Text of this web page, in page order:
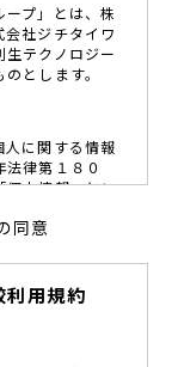
プ」とは、株
社ジチタイワ
テクノロジー
とします。
に関する情報
法律第１８０
個人情報」とい
おります。
要性の認識と取
切な取り扱い
同意
利用規約